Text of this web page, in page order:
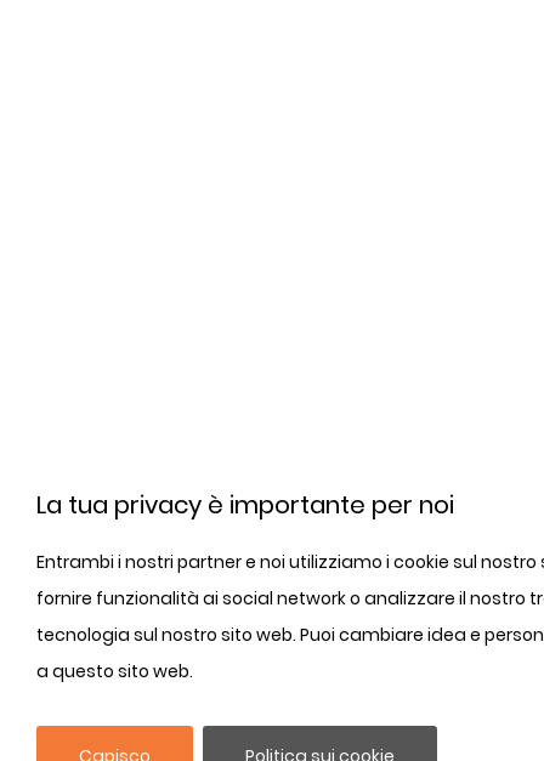
La tua privacy è importante per noi
Entrambi i nostri partner e noi utilizziamo i cookie sul
fornire funzionalità ai social network o analizzare il nostro
tecnologia sul nostro sito web. Puoi cambiare idea e
a questo sito web.
Capisco Politica sui cookie